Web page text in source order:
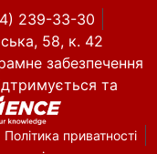
239-33-30
58, к. 42
забезпечення
та
Політика приватності